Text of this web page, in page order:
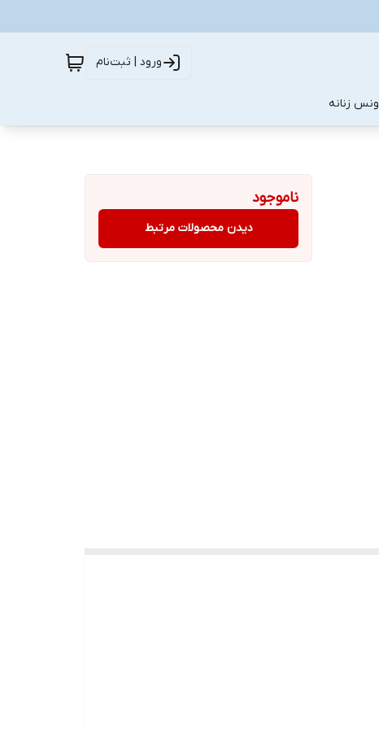
ورود | ثبت‌نام
ونس زنانه
ناموجود
دیدن محصولات مرتبط